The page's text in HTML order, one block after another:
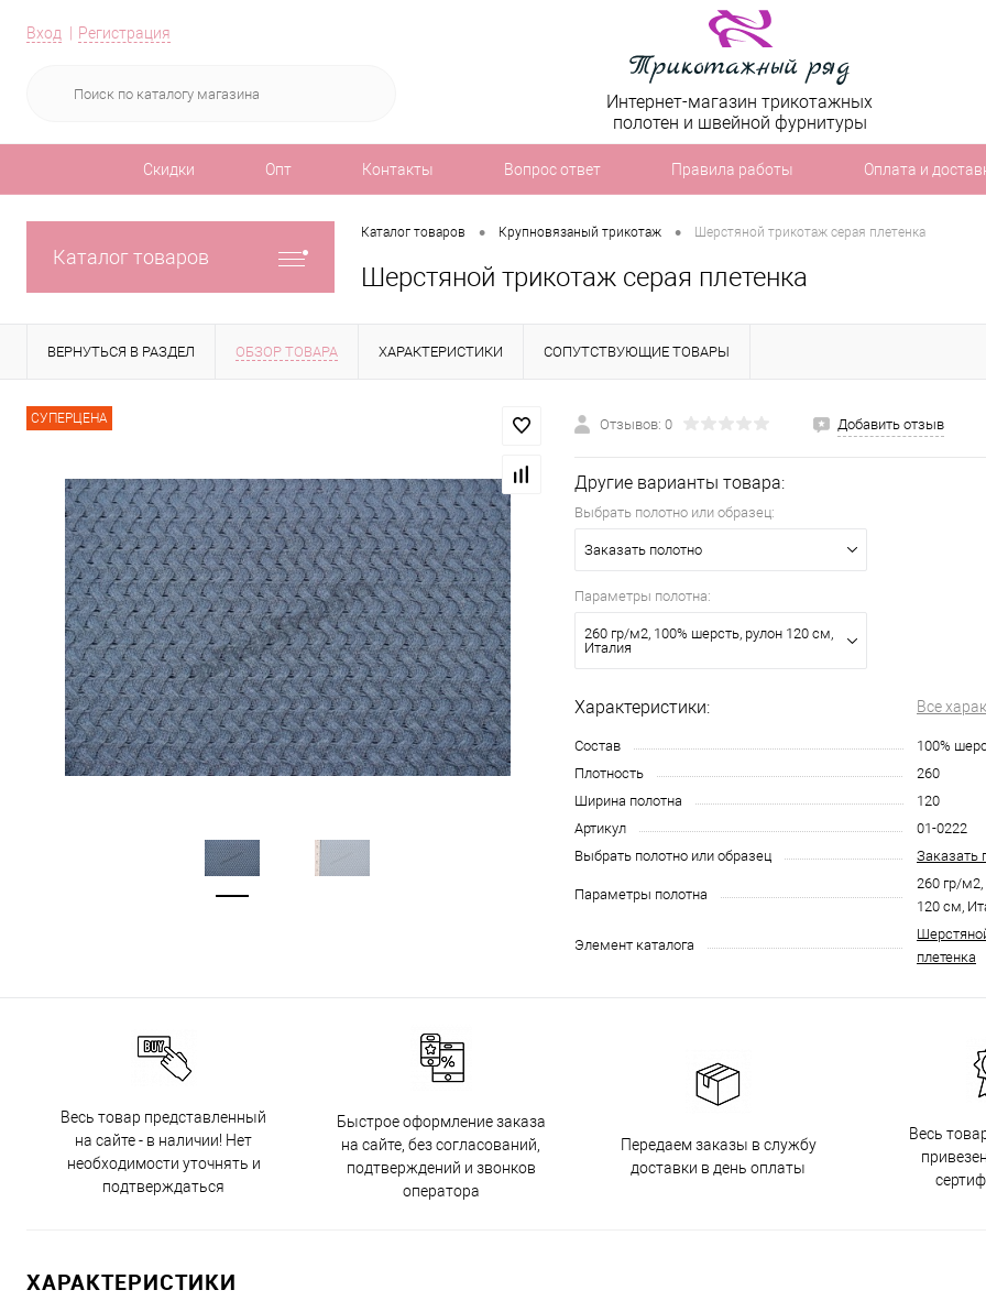
Вход Регистрация
Интернет-магазин трикотажных
полотен и швейной фурнитуры
Скидки Опт Контакты Вопрос ответ Правила работы Оплата и
Каталог товаров
Каталог товаров • Крупновязаный трикотаж • Шерстяной трикотаж серая плетенка
Шерстяной трикотаж серая плетенка
ВЕРНУТЬСЯ В РАЗДЕЛ ОБЗОР ТОВАРА ХАРАКТЕРИСТИКИ СОПУТСТВУЮЩИЕ ТОВАРЫ
СУПЕРЦЕНА Отзывов: 0 Добавить отзыв
Другие варианты товара:
Выбрать полотно или образец:
Заказать полотно
Параметры полотна:
260 гр/м2, 100% шерсть, рулон 120 см,
Италия
Характеристики: Все
Состав
100%
Плотность
260
Ширина полотна
120
Артикул
01-0222
Выбрать полотно или образец
Заказать
Параметры полотна
260 гр/м2,
120 см,
Элемент каталога
плетенка
Весь товар представленный
на сайте - в наличии! Нет
необходимости уточнять и
подтверждаться
Быстрое оформление заказа
на сайте, без согласований,
подтверждений и звонков
оператора
Передаем заказы в службу
доставки в день оплаты
Весь
ХАРАКТЕРИСТИКИ